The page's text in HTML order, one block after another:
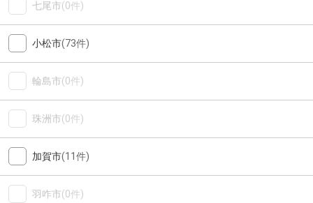
七尾市(0件)
小松市(73件)
輪島市(0件)
珠洲市(0件)
加賀市(11件)
羽咋市(0件)